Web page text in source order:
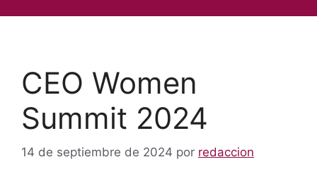
CEO Women
Summit 2024
14 de septiembre de 2024 por redaccion